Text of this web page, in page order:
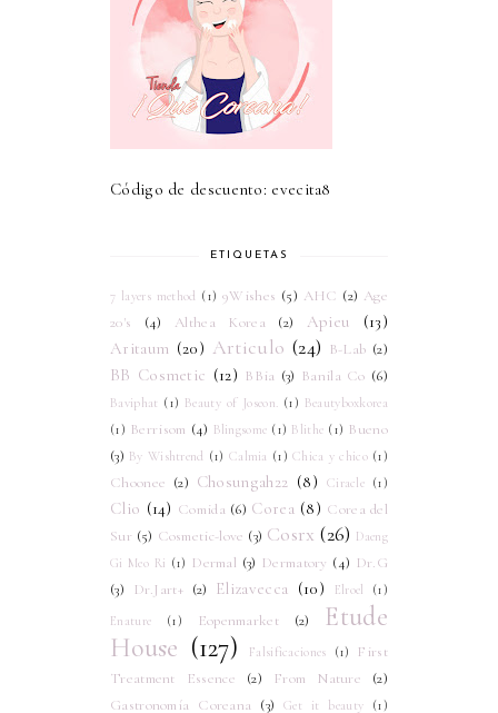
Código de descuento: evecita8
ETIQUETAS
7 layers method (1) 9Wishes (5) AHC (2) Age
20's
(4) Althea Korea (2) Apieu
(13)
Aritaum (20) Articulo (24) B-Lab (2)
BB Cosmetic (12) BBia (3) Banila Co (6)
Baviphat (1) Beauty of Joseon. (1) Beautyboxkorea
(1) Berrisom (4) Blingsome (1) Blithe (1) Bueno
(3) By Wishtrend (1) Calmia (1) Chica y chico (1)
Choonee (2) Chosungah22 (8) Ciracle (1)
Clio (14) Comida (6) Corea (8) Corea del
Sur (5) Cosmetic-love (3) Cosrx (26) Daeng
Gi Meo Ri (1) Dermal (3) Dermatory (4) Dr.G
(3)
Dr.Jart+ (2) Elizavecca (10) Elroel
(1)
Enature
(1) Eopenmarket (2)
Etude
House (127) Falsificaciones (1)
First
Treatment Essence
(2) From Nature
(2)
Gastronomía Coreana
(3) Get it beauty
(1)